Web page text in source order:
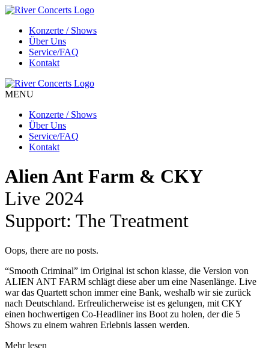
Konzerte / Shows
Über Uns
Service/FAQ
Kontakt
MENU
Konzerte / Shows
Über Uns
Service/FAQ
Kontakt
Alien Ant Farm & CKY
Live 2024
Support: The Treatment
Oops, there are no posts.
“Smooth Criminal” im Original ist schon klasse, die Version von
ALIEN ANT FARM schlägt diese aber um eine Nasenlänge. Live
war das Quartett schon immer eine Bank, weshalb wir sie zurück
nach Deutschland. Erfreulicherweise ist es gelungen, mit CKY
einen hochwertigen Co-Headliner ins Boot zu holen, der die 5
Shows zu einem wahren Erlebnis lassen werden.
Mehr lesen